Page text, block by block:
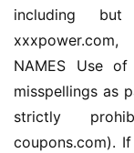
including
xxxpower.com,
NAMES Use
misspellings as
strictly
coupons.com).